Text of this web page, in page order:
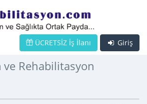
Giriş
ÜCRETSİZ İş İlanı
ve Rehabilitasyon